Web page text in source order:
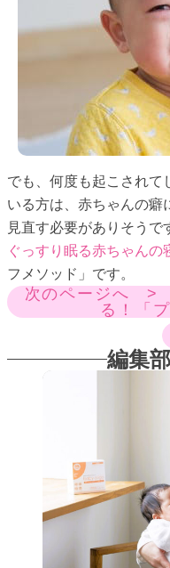
でも、何度も起こされて
いる方は、赤ちゃんの癖
見直す必要がありそうで
ぐっすり眠る赤ちゃんの
フメソッド」です。
次のページへ >
る！「
編集